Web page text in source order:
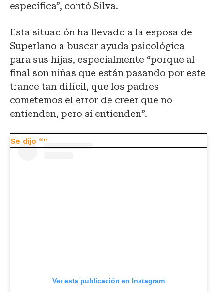
específica”, contó Silva.
Esta situación ha llevado a la esposa de
Superlano a buscar ayuda psicológica
para sus hijas, especialmente “porque al
final son niñas que están pasando por este
trance tan difícil, que los padres
cometemos el error de creer que no
entienden, pero sí entienden”.
Ver esta publicación en Instagram